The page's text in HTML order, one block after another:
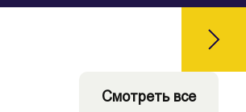
Смотреть все